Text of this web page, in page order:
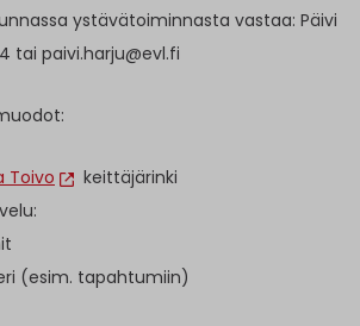
ystävätoiminnasta vastaa: Päivi
tai paivi.harju@evl.fi
Toivo
keittäjärinki
(esim. tapahtumiin)